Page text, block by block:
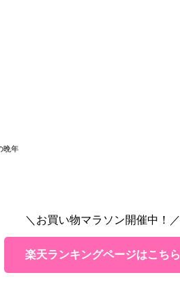
晩年
＼お買い物マラソン開催中！／
楽天ランキングページはこちら